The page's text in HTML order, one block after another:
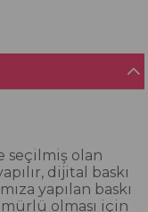
seçilmiş olan
dijital baskı
yapılan baskı
olması için